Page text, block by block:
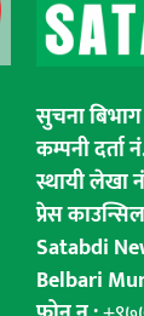
सुचना बिभाग
कम्पनी दर्ता
स्थायी लेखा
प्रेस
Satabdi
Belbari